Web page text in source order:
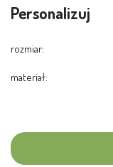
Personalizuj
rozmiar:
materiał: